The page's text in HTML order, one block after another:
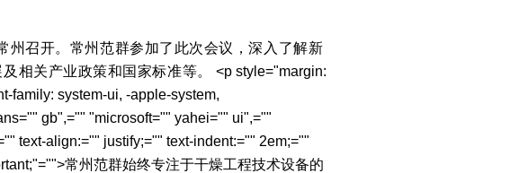
州召开。 常州范群参加了此次会议，深入 了解新
相关产业政策和国家标准等。
<p style="margin:
family: system-ui, -apple-system,
gb",="" "microsoft="" yahei="" ui",=""
text-align:="" justify;="" text-indent:="" 2em;=""
常州范群始终专注于干燥工程技术设备的